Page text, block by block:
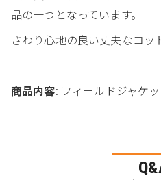
品の一つとなっています。
さわり心地の良い丈夫なコッ
商品内容: フィールドジャケッ